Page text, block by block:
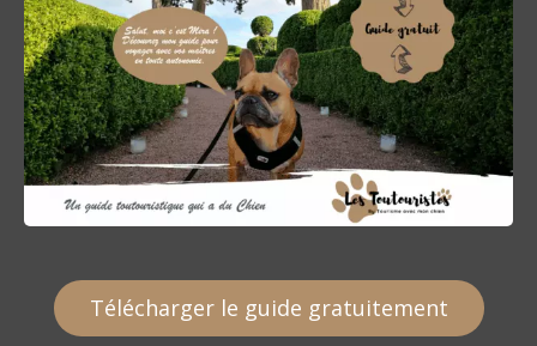
Télécharger le guide gratuitement